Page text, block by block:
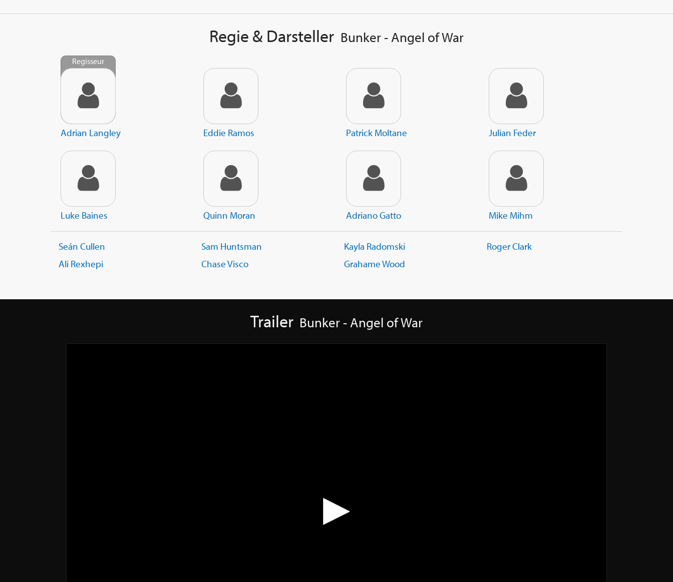
Regie & Darsteller Bunker - Angel of War
Regisseur
Adrian Langley Eddie Ramos Patrick Moltane Julian Feder
Luke Baines Quinn Moran Adriano Gatto Mike Mihm
Seán Cullen Sam Huntsman Kayla Radomski
Roger Clark
Ali Rexhepi
Chase Visco Grahame Wood
Trailer Bunker - Angel of War